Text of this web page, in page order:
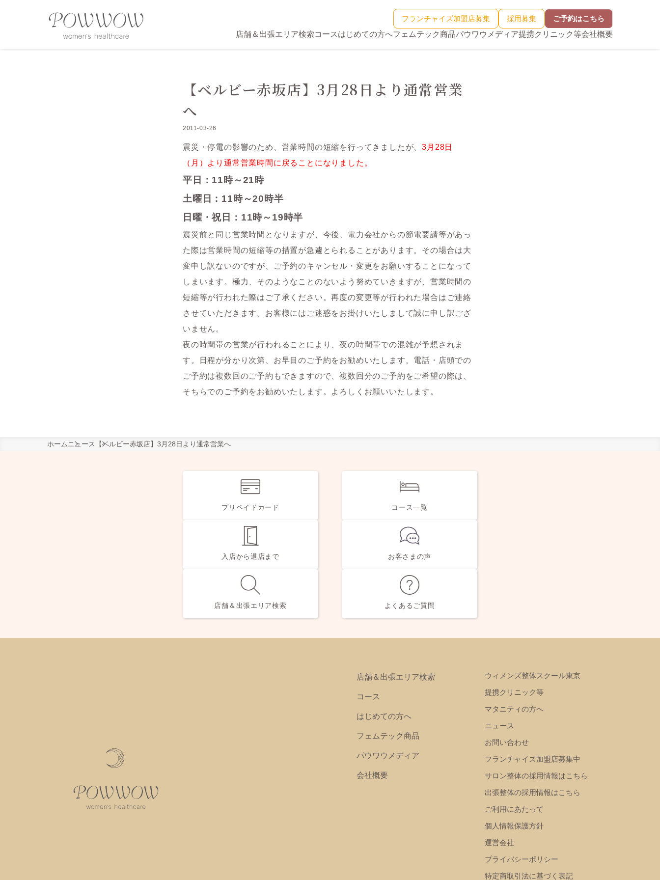
フランチャイズ加盟店募集 採用募集
ご予約はこちら
店舗＆出張エリア検索コース はじめての方へフェムテック商品パウワウメディア提携クリニック等会社概要
【ベルビー赤坂店】3月28日より通常営業
へ
2011-03-26
震災・停電の影響のため、営業時間の短縮を行ってきましたが、3月28日
（月）より通常営業時間に戻ることになりました。
平日：11時～21時
土曜日：11時～20時半
日曜・祝日：11時～19時半
震災前と同じ営業時間となりますが、今後、電力会社からの節電要請等があっ
た際は営業時間の短縮等の措置が急遽とられることがあります。その場合は大
変申し訳ないのですが、ご予約のキャンセル・変更をお願いすることになって
しまいます。極力、そのようなことのないよう努めていきますが、営業時間の
短縮等が行われた際はご了承ください。再度の変更等が行われた場合はご連絡
させていただきます。お客様にはご迷惑をお掛けいたしまして誠に申し訳ござ
いません。
夜の時間帯の営業が行われることにより、夜の時間帯での混雑が予想されま
す。日程が分かり次第、お早目のご予約をお勧めいたします。電話・店頭での
ご予約は複数回のご予約もできますので、複数回分のご予約をご希望の際は、
そちらでのご予約をお勧めいたします。よろしくお願いいたします。
ホーム ニュース 【ベルビー赤坂店】3月28日より通常営業へ
プリペイドカード コース一覧
入店から退店まで お客さまの声
店舗＆ 出張エリア検索 よくあるご質問
店舗＆出張エリア検索
コース
はじめての方へ
フェムテック商品
パウワウメディア
会社概要
ウィメンズ整体スクール東京
提携クリニック等
マタニティの方へ
ニュース
お問い合わせ
フランチャイズ加盟店募集中
サロン整体の採用情報はこちら
出張整体の採用情報はこちら
ご利用にあたって
個人情報保護方針
運営会社
プライバシーポリシー
特定商取引法に基づく表記